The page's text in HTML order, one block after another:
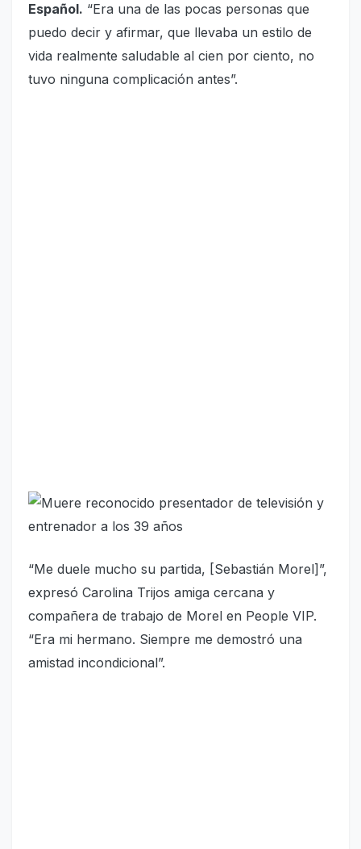
Español. “Era una de las pocas personas que
puedo decir y afirmar, que llevaba un estilo de
vida realmente saludable al cien por ciento, no
tuvo ninguna complicación antes”.
“Me duele mucho su partida, [Sebastián Morel]”,
expresó Carolina Trijos amiga cercana y
compañera de trabajo de Morel en People VIP.
“Era mi hermano. Siempre me demostró una
amistad incondicional”.